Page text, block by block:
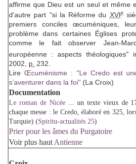
affirme que Dieu est un seul et même
d'autre part "si la Réforme du XVIe
premiers conciles œcuméniques,
problème dans certaines Églises
comme le fait observer Jean-
européenne : aspects théologiques"
2002, p. 232.
LireŒcuménisme : "Le Credo est
s’aventurer dans la foi" (La Croix)
Documentation
Le roman de Nicée... un texte vieux de
chaque messe : le Credo, élaboré en 325,
Turquie) (Spiritu-actualités 25)
Prier pour les âmes du Purgatoire
Voir plus haut Antienne